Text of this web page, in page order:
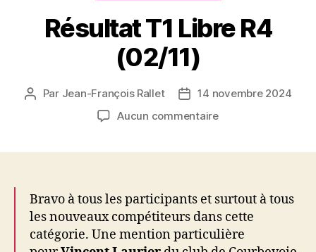
Résultat T1 Libre R4
(02/11)
Auteur
Par Jean-François Rallet
Date
de
14 novembre 2024
Aucun commentairesur
(02/11)
Bravo à tous les participants et surtout à tous
les nouveaux compétiteurs dans cette
catégorie. Une mention particulière